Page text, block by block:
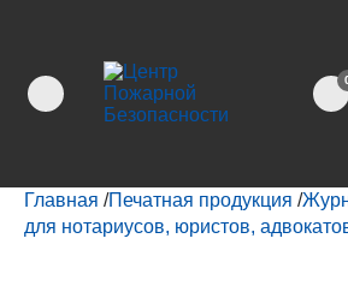
Главная /Печатная продукция /
для нотариусов, юристов,